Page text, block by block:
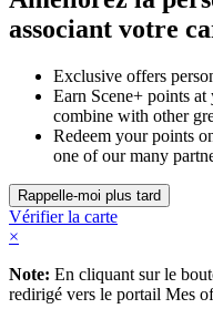
associant votre
Exclusive offers
Earn Scene+ points
combine with other
Redeem your points
one of our many
Vérifier la carte
×
Note: En cliquant sur le
redirigé vers le portail Mes